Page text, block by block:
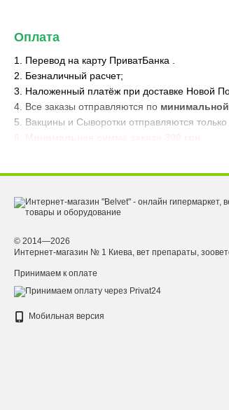
Оплата
1. Перевод на карту ПриватБанка .
2. Безналичный расчет;
3. Наложенный платёж при доставке Новой
4. Все заказы отправляются по минимальной
5. Вакцины и Сыворотки отправляются
© 2014—2026
Интернет-магазин № 1 Киева, вет препараты,
Принимаем к оплате
Мобильная версия